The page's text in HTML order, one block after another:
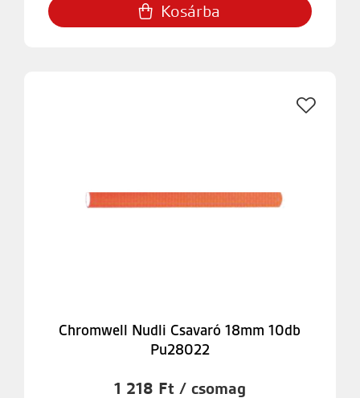
Kosárba
Chromwell Nudli Csavaró 18mm 10db
Pu28022
1 218 Ft / csomag